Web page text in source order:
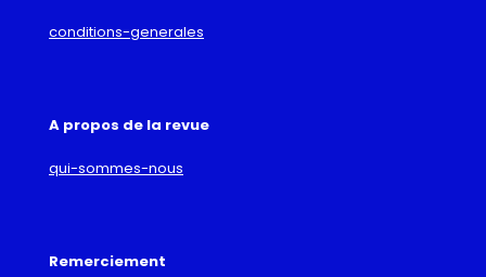
conditions-generales
A propos de la revue
qui-sommes-nous
Remerciement